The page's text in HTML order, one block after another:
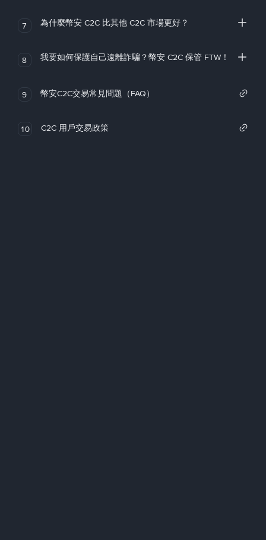
7 為什麼幣安 C2C 比其他 C2C 市場更好？
8 我要如何保護自己遠離詐騙？幣安 C2C 保管 FTW！
9 幣安C2C交易常見問題（FAQ）
10 C2C 用戶交易政策